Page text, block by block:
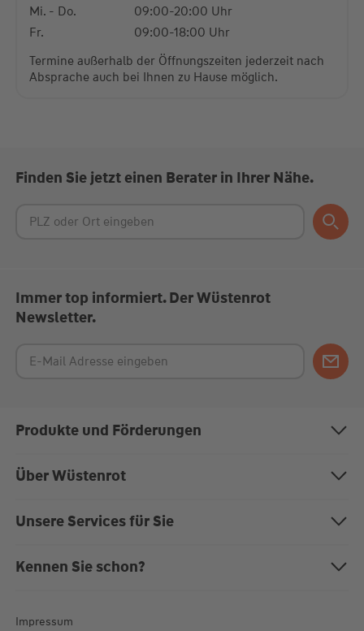
Mi. - Do.
09:00-20:00 Uhr
Fr.
09:00-18:00 Uhr
Termine außerhalb der Öffnungszeiten jederzeit nach
Absprache auch bei Ihnen zu Hause möglich.
Finden Sie jetzt einen Berater in Ihrer Nähe.
Immer top informiert. Der Wüstenrot
Newsletter.
Produkte und Förderungen
Bausparen
Modernisierung
Über Wüstenrot
Über uns
Auszeichnungen
Unsere Services für Sie
Magazin "Mein EigenHeim"
Kennen Sie schon?
Impressum